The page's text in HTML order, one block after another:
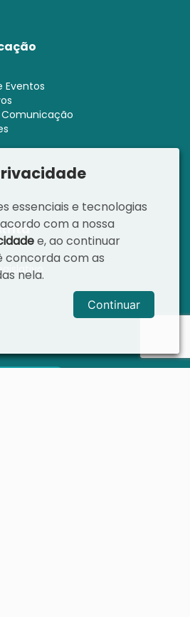
Eventos
essenciais e tecnologias
com a nossa
e, ao continuar
concorda com as
nela.
Continuar